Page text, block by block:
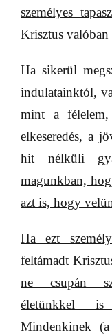
személyes
Krisztus valóban
Ha sikerül
indulatainktól,
mint a
elkeseredés, a
hit nélküli
magunkban,
azt is, hogy
Ha ezt
feltámadt
ne csupán
életünkkel
Mindenkinek